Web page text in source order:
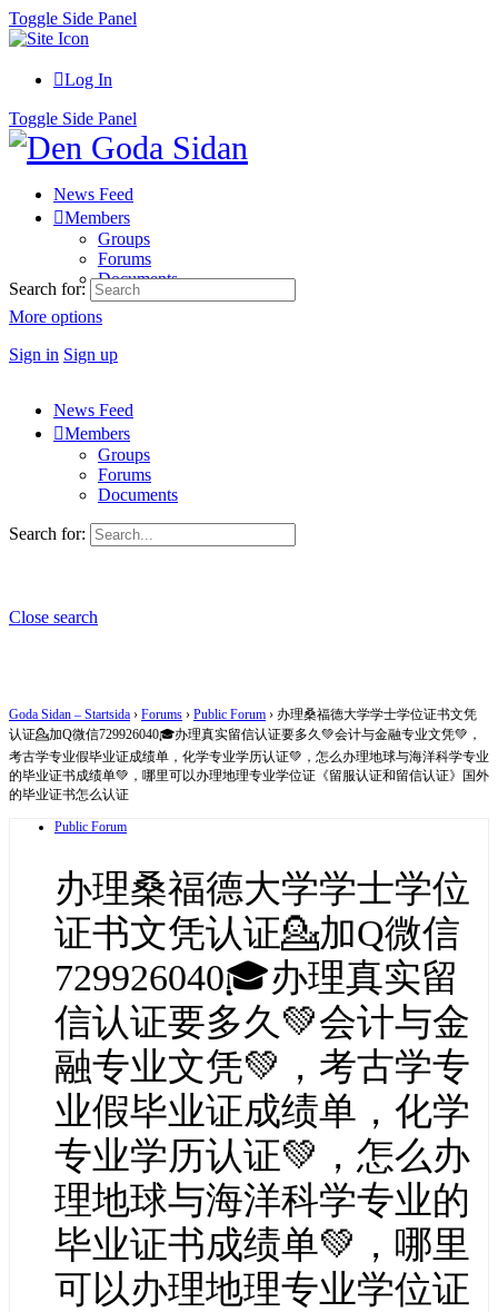
Toggle Side Panel
Log In
Toggle Side Panel
News Feed
Members
Groups
Forums
Documents
More options
Sign in Sign up
Search for:
News Feed
Members
Groups
Forums
Documents
Search for:
Close search
Goda Sidan – Startsida › Forums › Public Forum › 办理桑福德大学学士学位证书文凭
认证💁加Q微信729926040🎓办理真实留信认证要多久💚会计与金融专业文凭💚，
考古学专业假毕业证成绩单，化学专业学历认证💚，怎么办理地球与海洋科学专业
的毕业证书成绩单💚，哪里可以办理地理专业学位证《留服认证和留信认证》国外
的毕业证书怎么认证
Public Forum
办理桑福德大学学士学位
证书文凭认证💁加Q微信
729926040🎓办理真实留
信认证要多久💚会计与金
融专业文凭💚，考古学专
业假毕业证成绩单，化学
专业学历认证💚，怎么办
理地球与海洋科学专业的
毕业证书成绩单💚，哪里
可以办理地理专业学位证